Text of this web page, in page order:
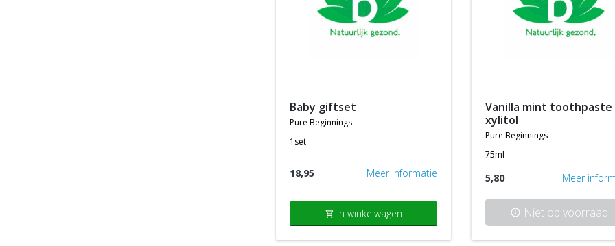
baby giftset
pure beginnings
1set
18,95 Meer informatie
shopping_cart In winkelwagen
vanilla mint toothpaste
xylitol
pure beginnings
75ml
5,80 Meer
info Niet op voorraad